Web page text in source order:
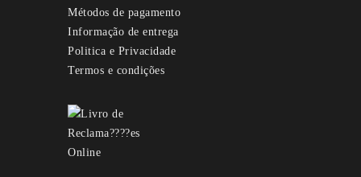
Métodos de pagamento
Informação de entrega
Politica e Privacidade
Termos e condições